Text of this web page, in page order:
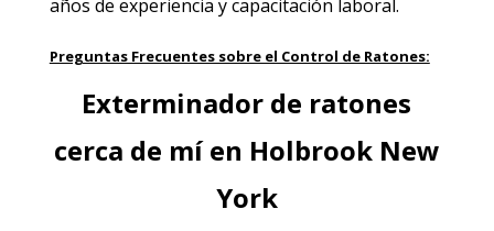
años de experiencia y capacitación laboral.
Preguntas Frecuentes sobre el Control de Ratones:
Exterminador de ratones
cerca de mí en Holbrook New
York